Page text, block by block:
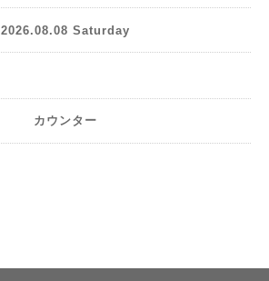
2026.08.08 Saturday
カウンター